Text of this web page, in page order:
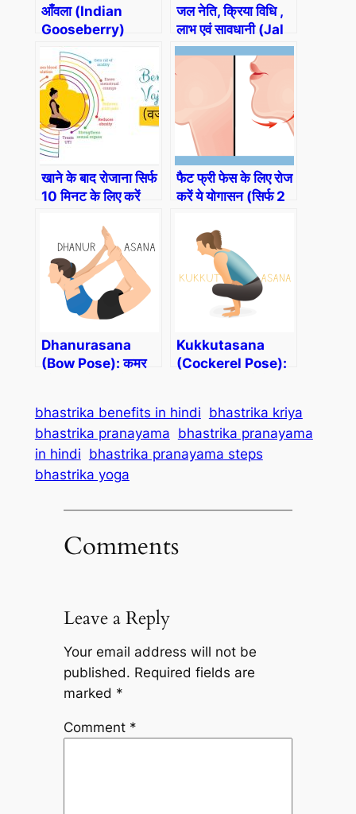
आँवला (Indian
Gooseberry)
जल नेति, क्रिया विधि ,
लाभ एवं सावधानी (Jal
Neti , Tarika,
Savdhani In
खाने के बाद रोजाना सिर्फ
10 मिनट के लिए करें
(Vajrasana
Benefits In Hindi)
फैट फ्री फेस के लिए रोज
करें ये योगासन (सिर्फ 2
Face Fat in Hindi)
Dhanurasana
(Bow Pose): कमर
Kukkutasana
(Cockerel Pose):
आसन
bhastrika benefits in hindi bhastrika kriya
bhastrika pranayama bhastrika pranayama
in hindi bhastrika pranayama steps
bhastrika yoga
Comments
Leave a Reply
Your email address will not be
published. Required fields are
marked *
Comment *